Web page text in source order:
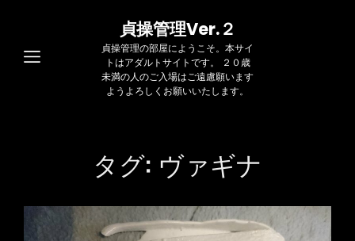
貞操管理Ver.２
貞操管理の部屋にようこそ。本サイ
トはアダルトサイトです。 ２０歳
未満の人のご入場はご遠慮願います
ようよろしくお願いいたします。
タグ: ヴァギナ